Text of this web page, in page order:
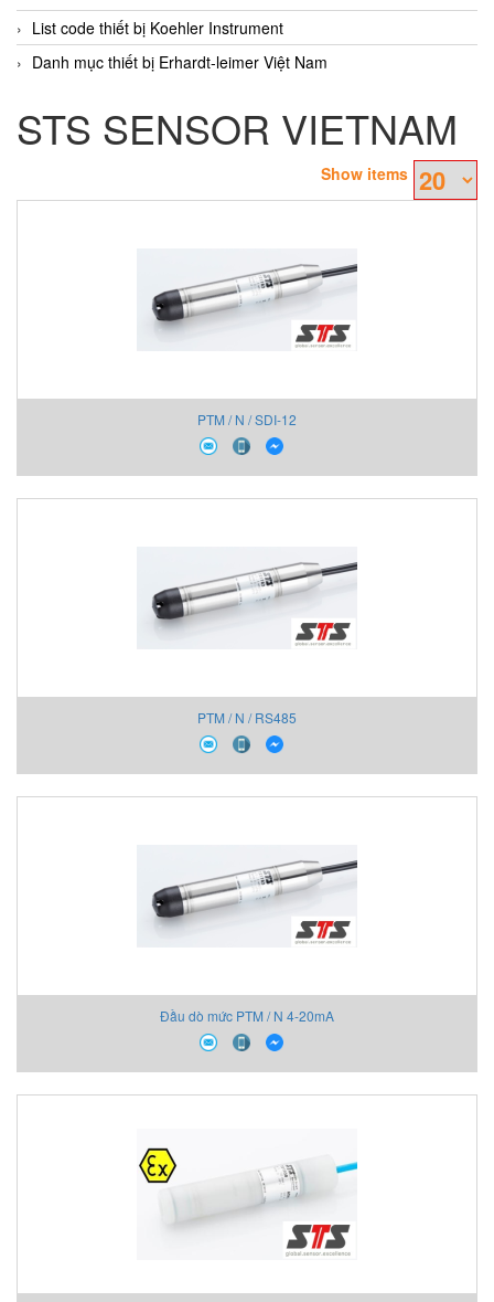
List code thiết bị Koehler Instrument
Danh mục thiết bị Erhardt-leimer Việt Nam
STS SENSOR VIETNAM
Show items
PTM / N / SDI-12
PTM / N / RS485
Đầu dò mức PTM / N 4-20mA